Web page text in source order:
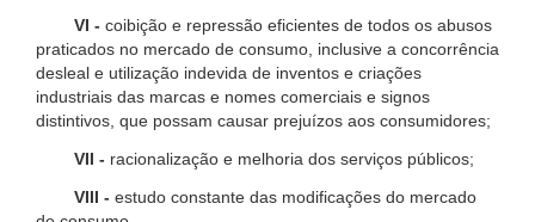
VI - coibição e repressão eficientes de todos os abusos
praticados no mercado de consumo, inclusive a concorrência
desleal e utilização indevida de inventos e criações
industriais das marcas e nomes comerciais e signos
distintivos, que possam causar prejuízos aos consumidores;
VII - racionalização e melhoria dos serviços públicos;
VIII - estudo constante das modificações do mercado